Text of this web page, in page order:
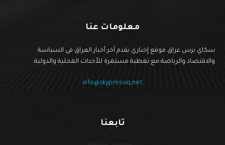
معلومات عنا
سكاي برس عراق موقع إخباري يقدم آخر أخبار العراق في السياسة
والاقتصاد والرياضة مع تغطية مستمرة للأحداث المحلية والدولية.
info@skypressiq.net
تابعنا